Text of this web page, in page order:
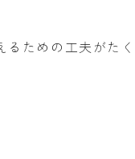
ための工夫がたく